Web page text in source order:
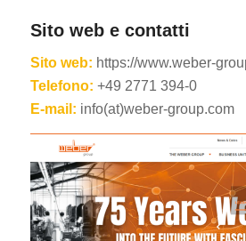
Sito web e contatti
Sito web: https://www.weber-
Telefono: +49 2771 394-0
E-mail: info(at)weber-group.com